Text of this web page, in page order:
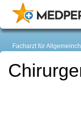
Facharzt für